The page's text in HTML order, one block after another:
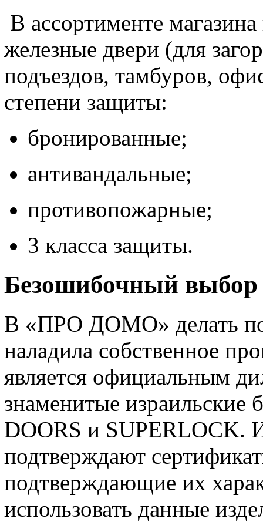
В ассортименте
железные двери (для
подъездов, тамбуров,
степени защиты:
бронированные;
антивандальные;
противопожарные;
3 класса защиты.
Безошибочный
В «ПРО ДОМО» делать
наладила собственное
является официальным
знаменитые
DOORS и SUPERLOCK.
подтверждают
подтверждающие их
использовать данные